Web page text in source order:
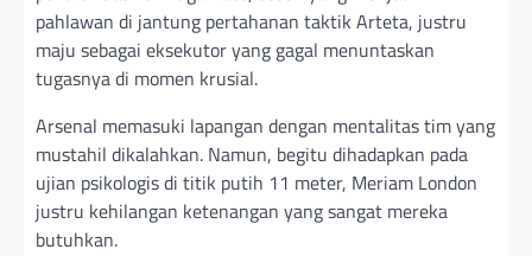
pahlawan di jantung pertahanan taktik Arteta, justru
maju sebagai eksekutor yang gagal menuntaskan
tugasnya di momen krusial.
Arsenal memasuki lapangan dengan mentalitas tim yang
mustahil dikalahkan. Namun, begitu dihadapkan pada
ujian psikologis di titik putih 11 meter, Meriam London
justru kehilangan ketenangan yang sangat mereka
butuhkan.